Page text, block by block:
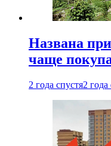
Названа
чаще
2 года спустя2 года